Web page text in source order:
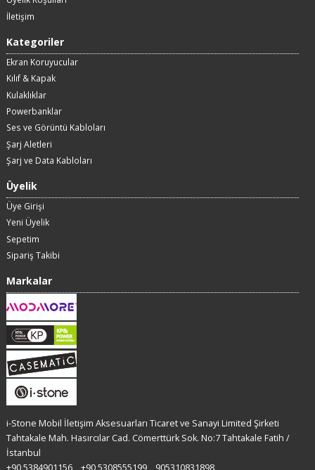
İletişim
Kategoriler
Ekran Koruyucular
Kılıf & Kapak
Kulaklıklar
Powerbanklar
Ses ve Görüntü Kabloları
Şarj Aletleri
Şarj ve Data Kabloları
Üyelik
Üye Girişi
Yeni Üyelik
Sepetim
Sipariş Takibi
Markalar
i-Stone Mobil İletişim Aksesuarları Ticaret ve Sanayi Limited Şirketi
Tahtakale Mah. Hasırcılar Cad. Cömerttürk Sok. No:7 Tahtakale Fatih /
İstanbul